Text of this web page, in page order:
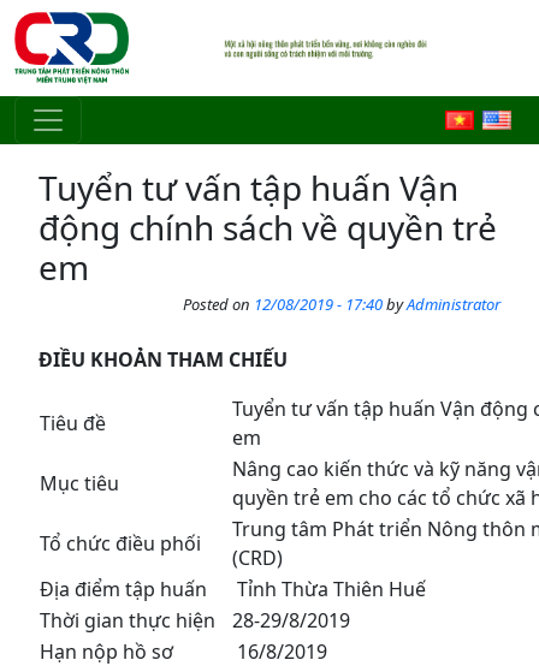
Skip to main content
Tuyển tư vấn tập huấn Vận
động chính sách về quyền trẻ
em
Posted on 12/08/2019 - 17:40byAdministrator
ĐIỀU KHOẢN THAM CHIẾU
Tiêu đề
Tuyển tư vấn tập huấn Vận động
em
Mục tiêu
Nâng cao kiến thức và kỹ năng
quyền trẻ em cho các tổ chức xã
Tổ chức điều phối
Trung tâm Phát triển Nông thôn
(CRD)
Địa điểm tập huấn
Tỉnh Thừa Thiên Huế
Thời gian thực hiện
28-29/8/2019
Hạn nộp hồ sơ
16/8/2019